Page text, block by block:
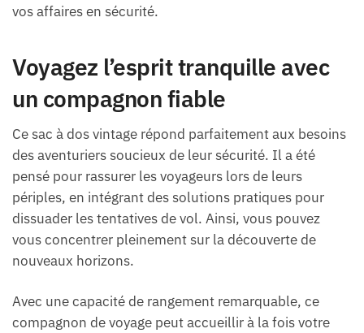
vos affaires en sécurité.
Voyagez l’esprit tranquille avec
un compagnon fiable
Ce sac à dos vintage répond parfaitement aux besoins
des aventuriers soucieux de leur sécurité. Il a été
pensé pour rassurer les voyageurs lors de leurs
périples, en intégrant des solutions pratiques pour
dissuader les tentatives de vol. Ainsi, vous pouvez
vous concentrer pleinement sur la découverte de
nouveaux horizons.
Avec une capacité de rangement remarquable, ce
compagnon de voyage peut accueillir à la fois votre